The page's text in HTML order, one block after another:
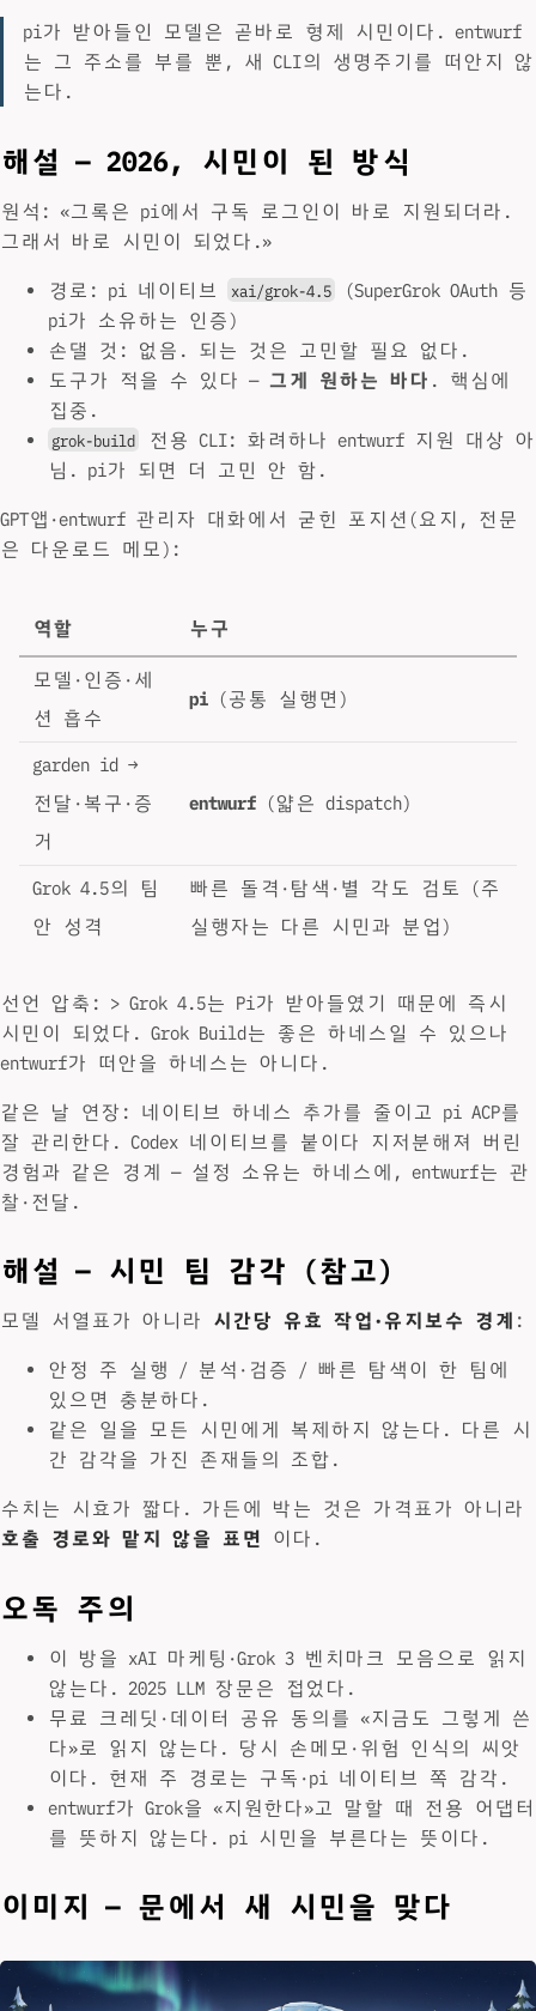
pi가 받아들인 모델은 곧바로 형제 시민이다. entwurf
는 그 주소를 부를 뿐, 새 CLI의 생명주기를 떠안지 않
는다.
해설 — 2026, 시민이 된 방식
원석: «그록은 pi에서 구독 로그인이 바로 지원되더라.
그래서 바로 시민이 되었다.»
경로: pi 네이티브 xai/grok-4.5
(SuperGrok OAuth 등
pi가 소유하는 인증)
손댈 것: 없음. 되는 것은 고민할 필요 없다.
도구가 적을 수 있다 — 그게 원하는 바다 . 핵심에
집중.
grok-build
전용 CLI: 화려하나 entwurf 지원 대상 아
님. pi가 되면 더 고민 안 함.
GPT앱·entwurf 관리자 대화에서 굳힌 포지션(요지, 전문
은 다운로드 메모):
역할 누구
모델·인증·세
션 흡수
pi (공통 실행면)
garden id →
전달·복구·증
거
entwurf (얇은 dispatch)
Grok 4.5의 팀
안 성격
빠른 돌격·탐색·별 각도 검토 (주
실행자는 다른 시민과 분업)
선언 압축: > Grok 4.5는 Pi가 받아들였기 때문에 즉시
시민이 되었다. Grok Build는 좋은 하네스일 수 있으나
entwurf가 떠안을 하네스는 아니다.
같은 날 연장: 네이티브 하네스 추가를 줄이고 pi ACP를
잘 관리한다. Codex 네이티브를 붙이다 지저분해져 버린
경험과 같은 경계 — 설정 소유는 하네스에, entwurf는 관
찰·전달.
해설 — 시민 팀 감각 (참고)
모델 서열표가 아니라 시간당 유효 작업·유지보수 경계 :
안정 주 실행 / 분석·검증 / 빠른 탐색이 한 팀에
있으면 충분하다.
같은 일을 모든 시민에게 복제하지 않는다. 다른 시
간 감각을 가진 존재들의 조합.
수치는 시효가 짧다. 가든에 박는 것은 가격표가 아니라
호출 경로와 맡지 않을 표면
이다.
오독 주의
이 방을 xAI 마케팅·Grok 3 벤치마크 모음으로 읽지
않는다. 2025 LLM 장문은 접었다.
무료 크레딧·데이터 공유 동의를 «지금도 그렇게 쓴
다»로 읽지 않는다. 당시 손메모·위험 인식의 씨앗
이다. 현재 주 경로는 구독·pi 네이티브 쪽 감각.
entwurf가 Grok을 «지원한다»고 말할 때 전용 어댑터
를 뜻하지 않는다. pi 시민을 부른다는 뜻이다.
이미지 — 문에서 새 시민을 맞다